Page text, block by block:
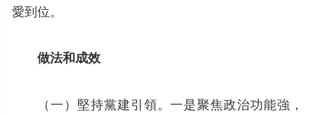
愛到位。
做法和成效
（一）堅持黨建引領。一是聚焦政治功能強，